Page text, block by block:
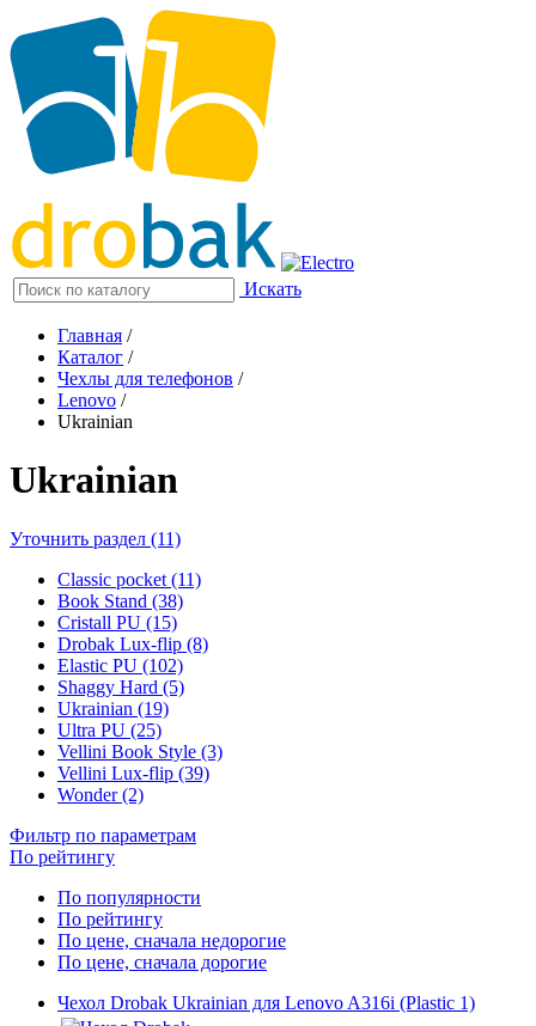
Искать
Главная /
Каталог /
Чехлы для телефонов /
Lenovo /
Ukrainian
Ukrainian
Уточнить раздел (11)
Classic pocket (11)
Book Stand (38)
Cristall PU (15)
Drobak Lux-flip (8)
Elastic PU (102)
Shaggy Hard (5)
Ukrainian (19)
Ultra PU (25)
Vellini Book Style (3)
Vellini Lux-flip (39)
Wonder (2)
Фильтр по параметрам
По рейтингу
По популярности
По рейтингу
По цене, сначала недорогие
По цене, сначала дорогие
Чехол Drobak Ukrainian для Lenovo A316i (Plastic 1)